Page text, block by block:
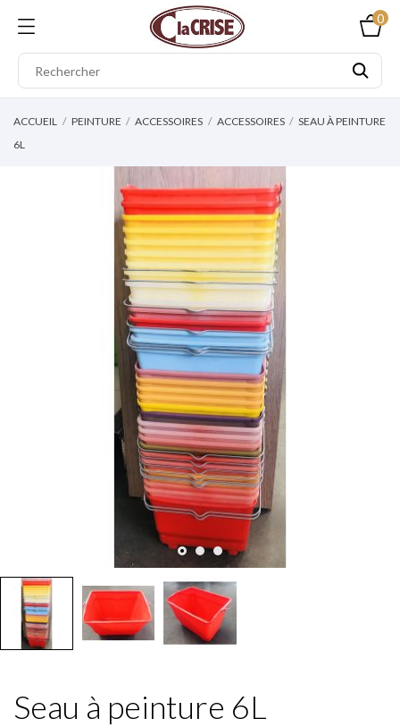
0
ACCUEIL PEINTURE ACCESSOIRES ACCESSOIRES
SEAU À PEINTURE
6L
Seau à peinture 6L